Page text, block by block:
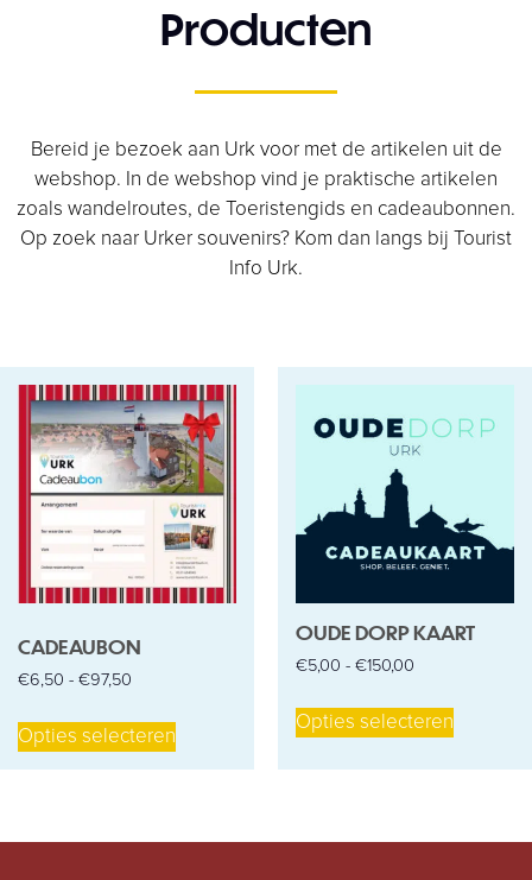
Producten
Bereid je bezoek aan Urk voor met de artikelen uit de
webshop. In de webshop vind je praktische artikelen
zoals wandelroutes, de Toeristengids en cadeaubonnen.
Op zoek naar Urker souvenirs? Kom dan langs bij Tourist
Info Urk.
CADEAUBON
€6,50 - €97,50
Opties selecteren
OUDE DORP KAART
€5,00 - €150,00
Opties selecteren